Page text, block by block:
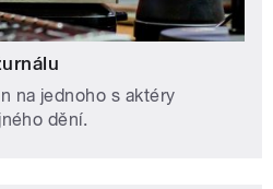
na jednoho s aktéry
dění.